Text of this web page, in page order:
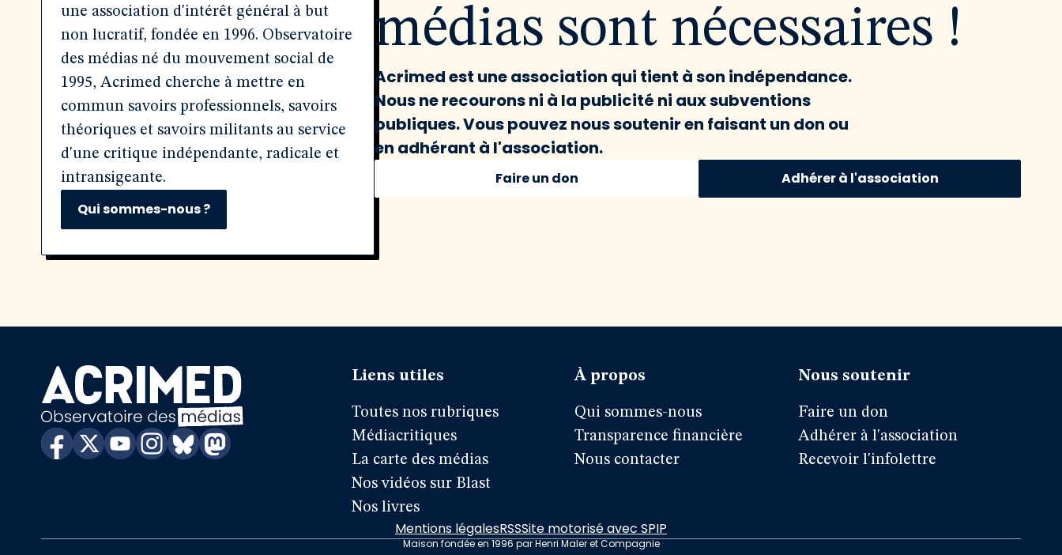
une association d'intérêt général à but
non lucratif, fondée en 1996. Observatoire
des médias né du mouvement social de
1995, Acrimed cherche à mettre en
commun savoirs professionnels, savoirs
théoriques et savoirs militants au service
d'une critique indépendante, radicale et
intransigeante.
Qui sommes-nous ?
médias sont nécessaires !
Acrimed est une association qui tient à son indépendance.
Nous ne recourons ni à la publicité ni aux subventions
publiques. Vous pouvez nous soutenir en faisant un don ou
en adhérant à l'association.
Faire un don Adhérer à l'association
Liens utiles
Toutes nos rubriques
Médiacritiques
La carte des médias
Nos vidéos sur Blast
Nos livres
À propos
Qui sommes-nous
Transparence financière
Nous contacter
Nous soutenir
Faire un don
Adhérer à l'association
Recevoir l'infolettre
Mentions légalesRSSSite motorisé avec SPIP
Maison fondée en 1996 par Henri Maler et Compagnie